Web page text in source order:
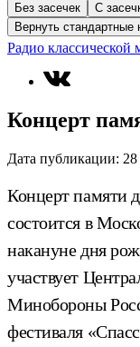
Без засечек
С
Вернуть стандартные
Радио
Концерт
Дата публикации:
Концерт памяти
состоится в
накануне дня
участвует
Минобороны
фестиваля